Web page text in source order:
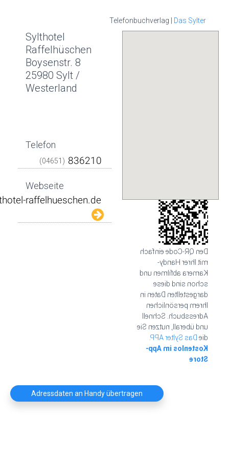
Telefonbuchverlag | Das Sylter
Sylthotel
Raffelhüschen
Boysenstr. 8
25980 Sylt /
Westerland
Telefon
(04651)
Webseite
Den QR-Code einfach
mit Ihrer Handy-
Kamera abfilmen und
schon sind diese
dargestellten Daten in
Ihrem persönlichen
Adressbuch. Schnell
und überall, nutzen Sie
die
Das Sylter APP.
Kostenlos im App-
Store
Adressdaten an Handy übertragen